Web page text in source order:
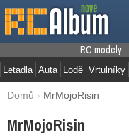
RC modely
Letadla Auta Lodě Vrtulníky
Domů › MrMojoRisin
MrMojoRisin